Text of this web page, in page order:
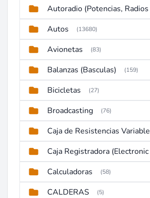
Autos (13680)
Avionetas (83)
Balanzas (Basculas) (159)
Bicicletas (27)
Broadcasting (76)
Caja de Resistencias Variable
Calculadoras (58)
CALDERAS (5)